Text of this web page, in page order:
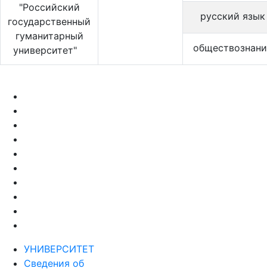
"Российский
государственный
гуманитарный
университет"
русский язык
УНИВЕРСИТЕТ
Сведения об